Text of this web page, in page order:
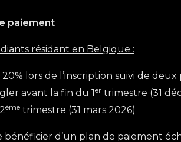
paiement
résidant en Belgique :
lors de l’inscription suivi de deux
avant la fin du 1er trimestre (31
ème trimestre (31 mars 2026)
bénéficier d’un plan de paiement